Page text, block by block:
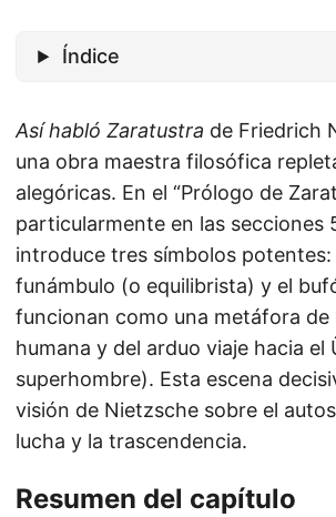
Índice
Así habló Zaratustra de Friedrich
una obra maestra filosófica
alegóricas. En el “Prólogo de
particularmente en las secciones
introduce tres símbolos potentes:
funámbulo (o equilibrista) y el
funcionan como una metáfora de
humana y del arduo viaje hacia el
superhombre). Esta escena
visión de Nietzsche sobre el
lucha y la trascendencia.
Resumen del capítulo